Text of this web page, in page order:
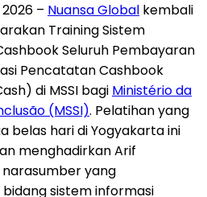
– Nuansa Global kembali
Training Sistem
Seluruh Pembayaran
Pencatatan Cashbook
di MSSI bagi Ministério da
(MSSI). Pelatihan yang
belas hari di Yogyakarta ini
menghadirkan Arif
narasumber yang
sistem informasi